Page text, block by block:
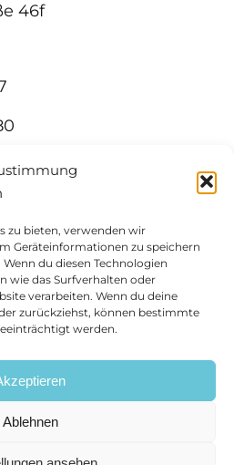
zu bieten, verwenden wir
Geräteinformationen zu speichern
du diesen Technologien
wie das Surfverhalten oder
verarbeiten. Wenn du deine
zurückziehst, können bestimmte
werden.
Ablehnen
46f